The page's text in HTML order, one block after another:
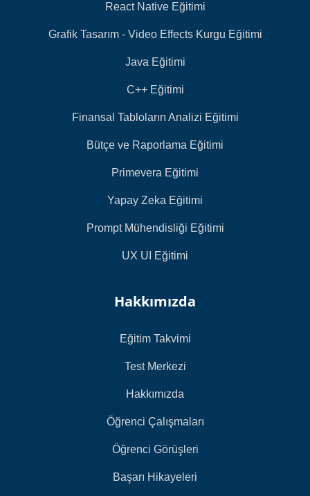
React Native Eğitimi
Grafik Tasarım - Video Effects Kurgu Eğitimi
Java Eğitimi
C++ Eğitimi
Finansal Tabloların Analizi Eğitimi
Bütçe ve Raporlama Eğitimi
Primevera Eğitimi
Yapay Zeka Eğitimi
Prompt Mühendisliği Eğitimi
UX UI Eğitimi
Hakkımızda
Eğitim Takvimi
Test Merkezi
Hakkımızda
Öğrenci Çalışmaları
Öğrenci Görüşleri
Başarı Hikayeleri